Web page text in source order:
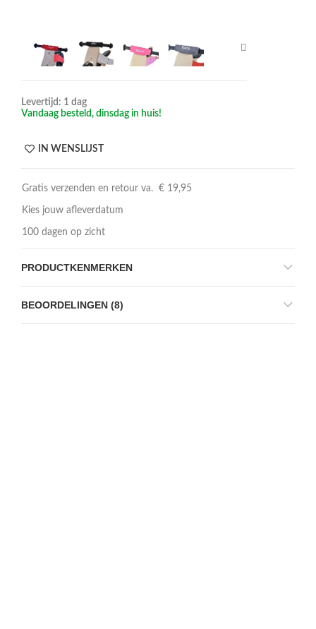
Levertijd: 1 dag
Vandaag besteld, dinsdag in huis!
IN WENSLIJST
Gratis verzenden en retour va. € 19,95
Kies jouw afleverdatum
100 dagen op zicht
PRODUCTKENMERKEN
BEOORDELINGEN (8)